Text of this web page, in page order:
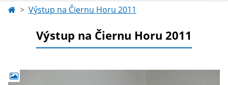
Výstup na Čiernu Horu 2011
Výstup na Čiernu Horu 2011